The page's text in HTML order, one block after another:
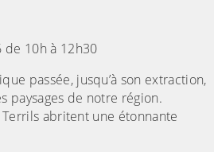
de 10h à 12h30
passée, jusqu’à son extraction,
paysages de notre région.
Terrils abritent une étonnante